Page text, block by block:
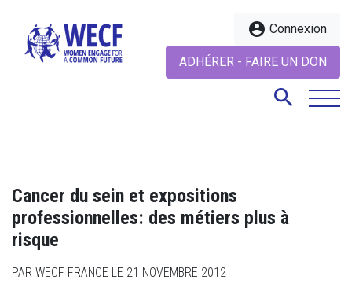
account_circle Connexion
ADHÉRER - FAIRE UN DON
search
Cancer du sein et expositions
professionnelles: des métiers plus à
risque
PAR WECF FRANCE LE 21 NOVEMBRE 2012